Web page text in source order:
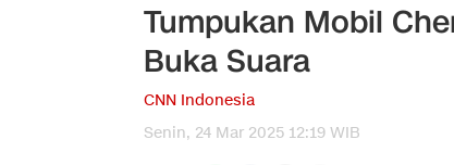
Tumpukan Mobil
Buka Suara
CNN Indonesia
Senin, 24 Mar 2025 12:19 WIB